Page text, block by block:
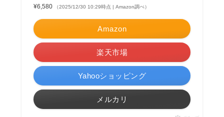
¥6,580
（2025/12/30 10:29時点 | Amazon調べ）
Amazon
楽天市場
Yahooショッピング
メルカリ